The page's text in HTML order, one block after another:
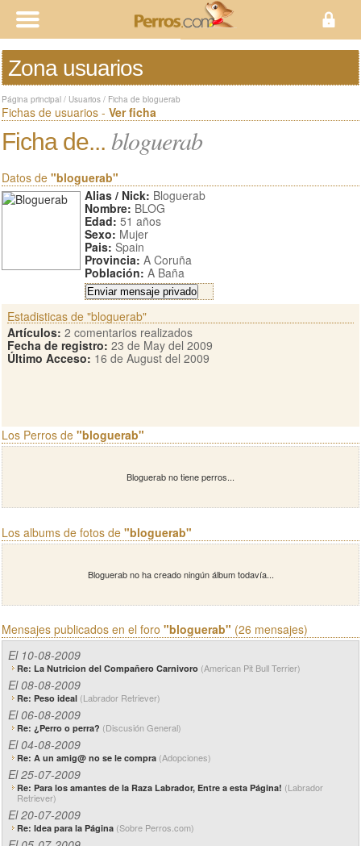
Zona usuarios
Página principal / Usuarios / Ficha de bloguerab
Fichas de usuarios - Ver ficha
Ficha de... bloguerab
Datos de "bloguerab"
Alias / Nick: Bloguerab
Nombre: BLOG
Edad: 51 años
Sexo: Mujer
Pais: Spain
Provincia: A Coruña
Población: A Baña
Estadisticas de "bloguerab"
Artículos: 2 comentarios realizados
Fecha de registro: 23 de May del 2009
Último Acceso: 16 de August del 2009
Los Perros de "bloguerab"
Bloguerab no tiene perros...
Los albums de fotos de "bloguerab"
Bloguerab no ha creado ningún álbum todavía...
Mensajes publicados en el foro "bloguerab" (26 mensajes)
El 10-08-2009
Re: La Nutricion del Compañero Carnivoro (American Pit Bull Terrier)
El 08-08-2009
Re: Peso ideal (Labrador Retriever)
El 06-08-2009
Re: ¿Perro o perra? (Discusión General)
El 04-08-2009
Re: A un amig@ no se le compra (Adopciones)
El 25-07-2009
Re: Para los amantes de la Raza Labrador, Entre a esta Página! (Labrador
Retriever)
El 20-07-2009
Re: Idea para la Página (Sobre Perros.com)